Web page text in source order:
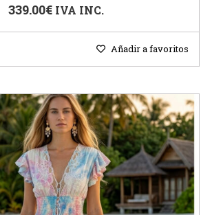
339.00€ IVA INC.
Añadir a favoritos